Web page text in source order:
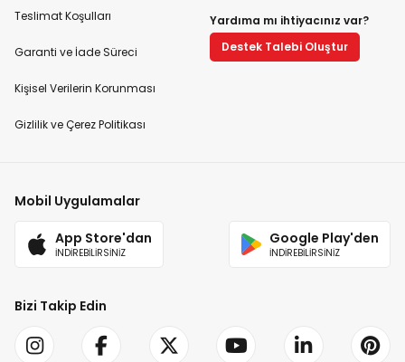
Teslimat Koşulları
Garanti ve İade Süreci
Kişisel Verilerin Korunması
Gizlilik ve Çerez Politikası
Yardıma mı ihtiyacınız var?
Destek Talebi Oluştur
Mobil Uygulamalar
App Store'dan
İNDİREBİLİRSİNİZ
Google Play'den
İNDİREBİLİRSİNİZ
Bizi Takip Edin